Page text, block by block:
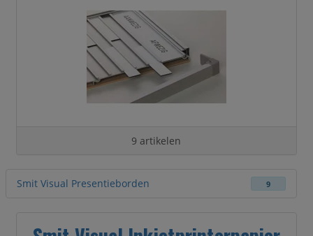
9 artikelen
Smit Visual Presentieborden 9